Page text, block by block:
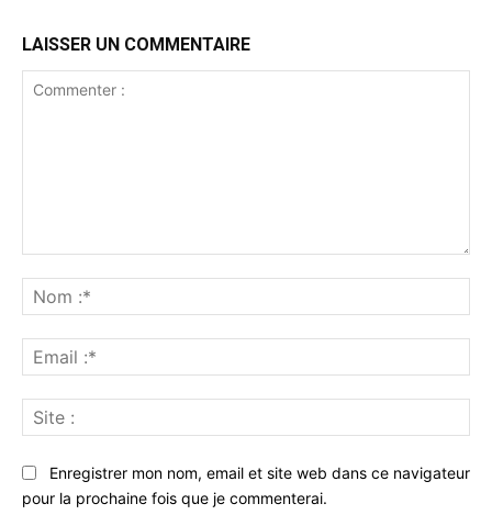
LAISSER UN COMMENTAIRE
:*
:*
:
Enregistrer mon nom, email et site web dans ce navigateur
pour la prochaine fois que je commenterai.